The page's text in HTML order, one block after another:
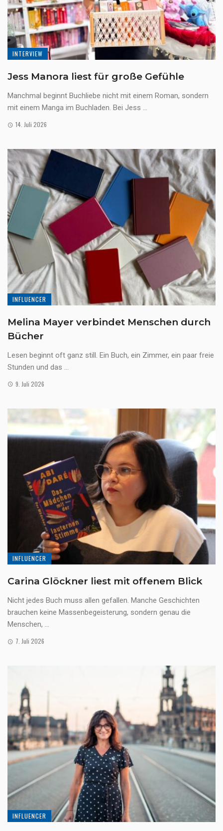
INTERVIEW
Jess Manora liest für große Gefühle
Manchmal beginnt Buchliebe nicht mit einem Roman, sondern
mit einem Manga im Buchladen. Bei Jess ...
14. Juli 2026
INFLUENCER
Melina Mayer verbindet Menschen durch
Bücher
Lesen beginnt oft ganz still. Ein Buch, ein Zimmer, ein paar freie
Stunden und das ...
9. Juli 2026
INFLUENCER
Carina Glöckner liest mit offenem Blick
Nicht jedes Buch muss allen gefallen. Manche Geschichten
brauchen keine Massenbegeisterung, sondern genau die
Menschen, ...
7. Juli 2026
INFLUENCER